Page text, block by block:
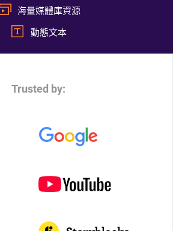
海量媒體庫資源
動態文本
Trusted by: